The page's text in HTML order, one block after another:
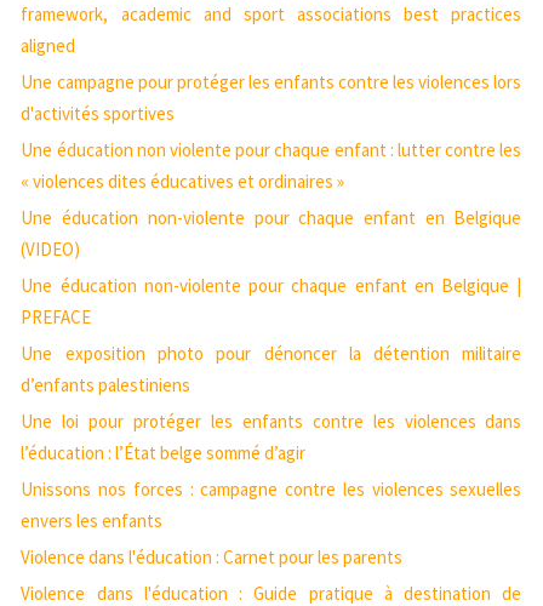
framework, academic and sport associations best practices
aligned
Une campagne pour protéger les enfants contre les violences lors
d'activités sportives
Une éducation non violente pour chaque enfant : lutter contre les
« violences dites éducatives et ordinaires »
Une éducation non-violente pour chaque enfant en Belgique
(VIDEO)
Une éducation non-violente pour chaque enfant en Belgique |
PREFACE
Une exposition photo pour dénoncer la détention militaire
d’enfants palestiniens
Une loi pour protéger les enfants contre les violences dans
l’éducation : l’État belge sommé d’agir
Unissons nos forces : campagne contre les violences sexuelles
envers les enfants
Violence dans l'éducation : Carnet pour les parents
Violence dans l'éducation : Guide pratique à destination de